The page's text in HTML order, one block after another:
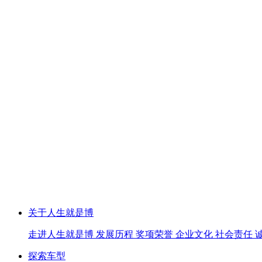
关于人生就是博
走进人生就是博 发展历程 奖项荣誉 企业文化 社会责任
探索车型